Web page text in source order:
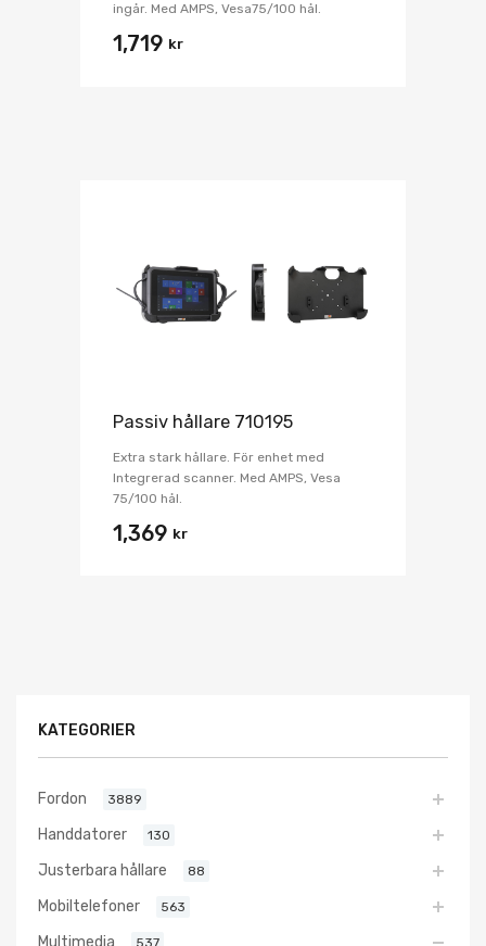
ingår. Med AMPS, Vesa75/100 hål.
1,719 kr
Passiv hållare 710195
Extra stark hållare. För enhet med
Integrerad scanner. Med AMPS, Vesa
75/100 hål.
1,369 kr
KATEGORIER
Fordon 3889
Handdatorer 130
Justerbara hållare 88
Mobiltelefoner 563
Multimedia 537